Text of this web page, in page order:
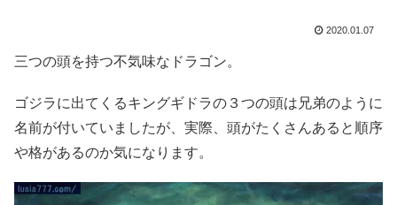
2020.01.07
三つの頭を持つ不気味なドラゴン。
ゴジラに出てくるキングギドラの３つの頭は兄弟のように
名前が付いていましたが、実際、頭がたくさんあると順序
や格があるのか気になります。